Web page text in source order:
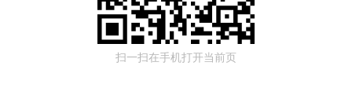
扫一扫在手机打开当前页